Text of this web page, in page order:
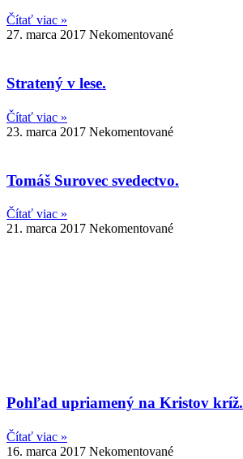
Čítať viac »
27. marca 2017 Nekomentované
Stratený v lese.
Čítať viac »
23. marca 2017 Nekomentované
Tomáš Surovec svedectvo.
Čítať viac »
21. marca 2017 Nekomentované
Pohľad upriamený na Kristov kríž.
Čítať viac »
16. marca 2017 Nekomentované